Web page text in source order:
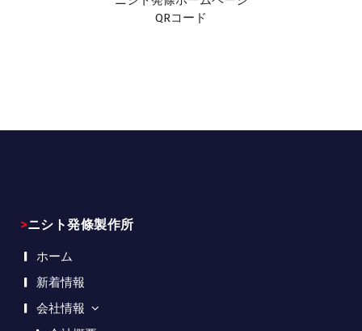
QRコード
>ニシト発條製作所
ホーム
新着情報
会社情報